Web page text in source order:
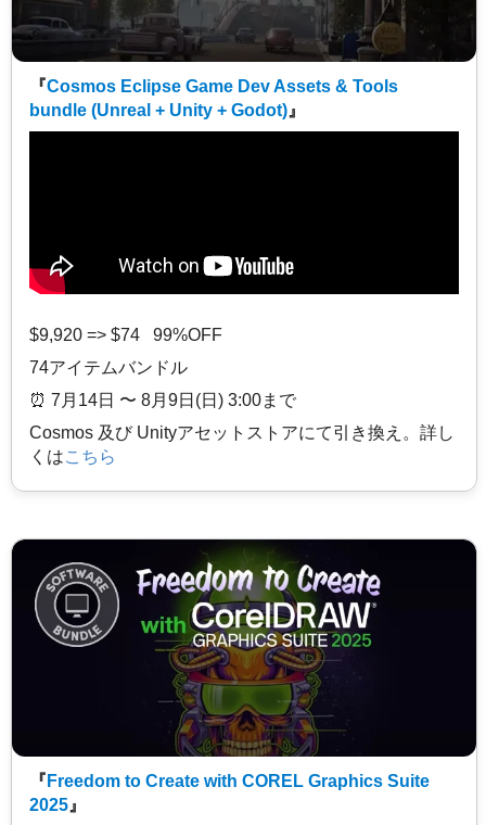
『Cosmos Eclipse Game Dev Assets & Tools
bundle (Unreal + Unity + Godot) 』
$9,920 => $74 99%OFF
74アイテムバンドル
⏰️ 7月14日 〜 8月9日(日) 3:00まで
Cosmos 及び Unityアセットストアにて引き換え。詳し
くはこちら
『 Freedom to Create with COREL Graphics Suite
2025 』